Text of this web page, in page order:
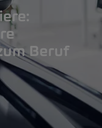
Beruf